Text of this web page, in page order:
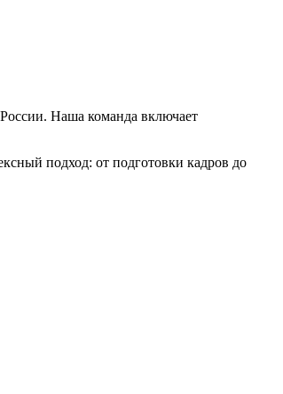
Наша команда включает
подход: от подготовки кадров до